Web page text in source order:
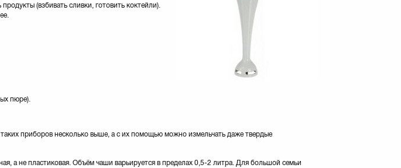
(взбивать сливки, готовить коктейли).
пюре).
приборов несколько выше, а с их помощью можно измельчать даже твердые
а не пластиковая. Объём чаши варьируется в пределах 0,5-2 литра. Для большой семьи